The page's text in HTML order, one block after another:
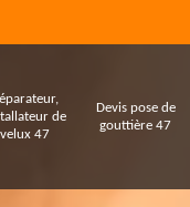
de
velux 47
Devis pose de
gouttière 47